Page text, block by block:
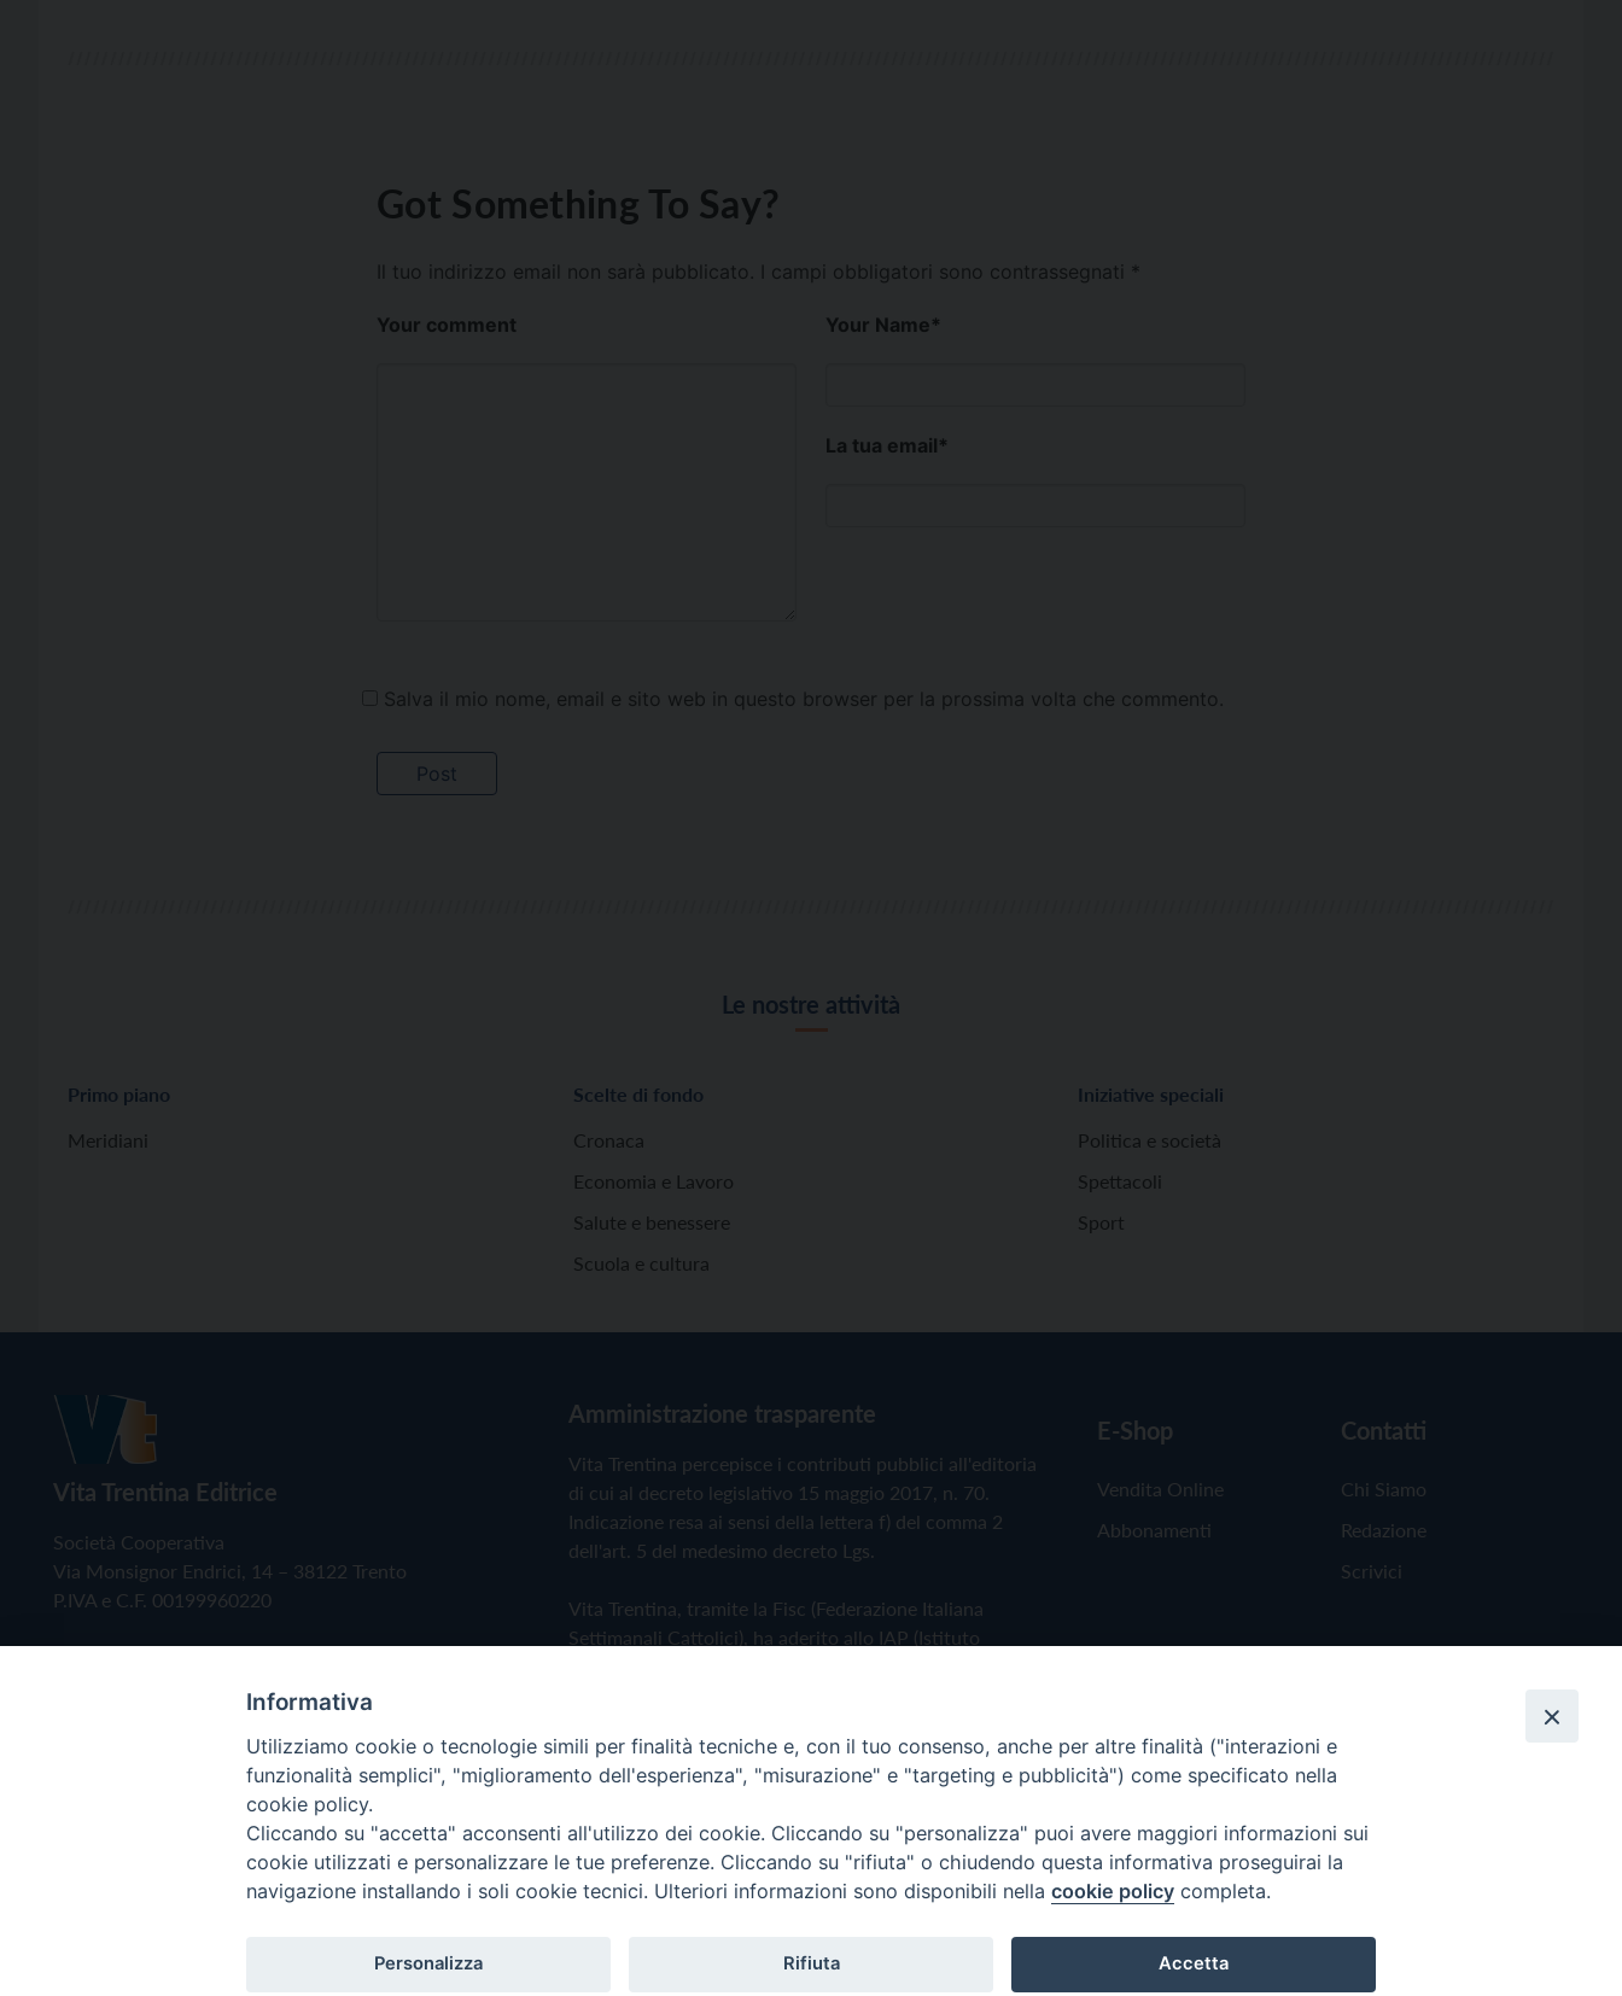
Got Something To Say?
Il tuo indirizzo email non sarà pubblicato. I campi obbligatori sono contrassegnati *
Your comment Your Name*
La tua email*
Salva il mio nome, email e sito web in questo browser per la prossima volta che commento.
Le nostre attività
Primo piano
Meridiani
Scelte di fondo
Cronaca
Economia e Lavoro
Salute e benessere
Scuola e cultura
Iniziative speciali
Politica e società
Spettacoli
Sport
Vita Trentina Editrice
Società Cooperativa
Via Monsignor Endrici, 14 – 38122 Trento
P.IVA e C.F. 00199960220
Amministrazione trasparente
Vita Trentina percepisce i contributi pubblici all'editoria
di cui al decreto legislativo 15 maggio 2017, n. 70.
Indicazione resa ai sensi della lettera f) del comma 2
dell'art. 5 del medesimo decreto Lgs.
Vita Trentina, tramite la Fisc (Federazione Italiana
Settimanali Cattolici), ha aderito allo IAP (Istituto
Privacy Policy Cookie Policy
E-Shop
Vendita Online
Abbonamenti
Contatti
Chi Siamo
Redazione
Scrivici
Copyright © 2019 - Tutti i diritti riservati - Vita Trentina Editrice
Informativa
Utilizziamo cookie o tecnologie simili per finalità tecniche e, con il tuo consenso, anche per altre finalità ("interazioni e
funzionalità semplici", "miglioramento dell'esperienza", "misurazione" e "targeting e pubblicità") come specificato nella
cookie policy.
Cliccando su "accetta" acconsenti all'utilizzo dei cookie. Cliccando su "personalizza" puoi avere maggiori informazioni sui
cookie utilizzati e personalizzare le tue preferenze. Cliccando su "rifiuta" o chiudendo questa informativa proseguirai la
navigazione installando i soli cookie tecnici. Ulteriori informazioni sono disponibili nella cookie policy completa.
Personalizza Rifiuta Accetta